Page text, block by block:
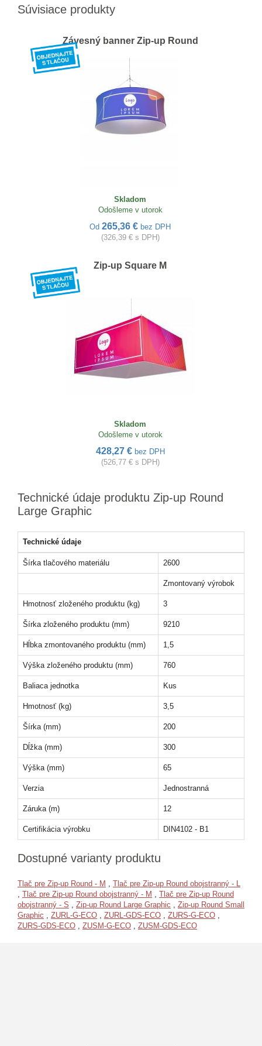
Súvisiace produkty
Závesný banner Zip-up Round
Skladom
Odošleme v utorok
Od 265,36 € bez DPH
(326,39 € s DPH)
Zip-up Square M
Skladom
Odošleme v utorok
428,27 € bez DPH
(526,77 € s DPH)
Technické údaje produktu Zip-up Round
Large Graphic
Technické údaje
Šírka tlačového materiálu 2600
Zmontovaný výrobok
Hmotnosť zloženého produktu (kg) 3
Šírka zloženého produktu (mm) 9210
Hĺbka zmontovaného produktu (mm) 1,5
Výška zloženého produktu (mm) 760
Baliaca jednotka Kus
Hmotnosť (kg) 3,5
Šírka (mm) 200
Dĺžka (mm) 300
Výška (mm) 65
Verzia Jednostranná
Záruka (m) 12
Certifikácia výrobku DIN4102 - B1
Dostupné varianty produktu
Tlač pre Zip-up Round - M
Tlač pre Zip-up Round obojstranný - L
Tlač pre Zip-up Round obojstranný - M
Tlač pre Zip-up Round
obojstranný - S
Zip-up Round Large Graphic
Zip-up Round Small
Graphic
ZURL-G-ECO ZURL-GDS-ECO ZURS-G-ECO
ZURS-GDS-ECO
ZUSM-G-ECO ZUSM-GDS-ECO